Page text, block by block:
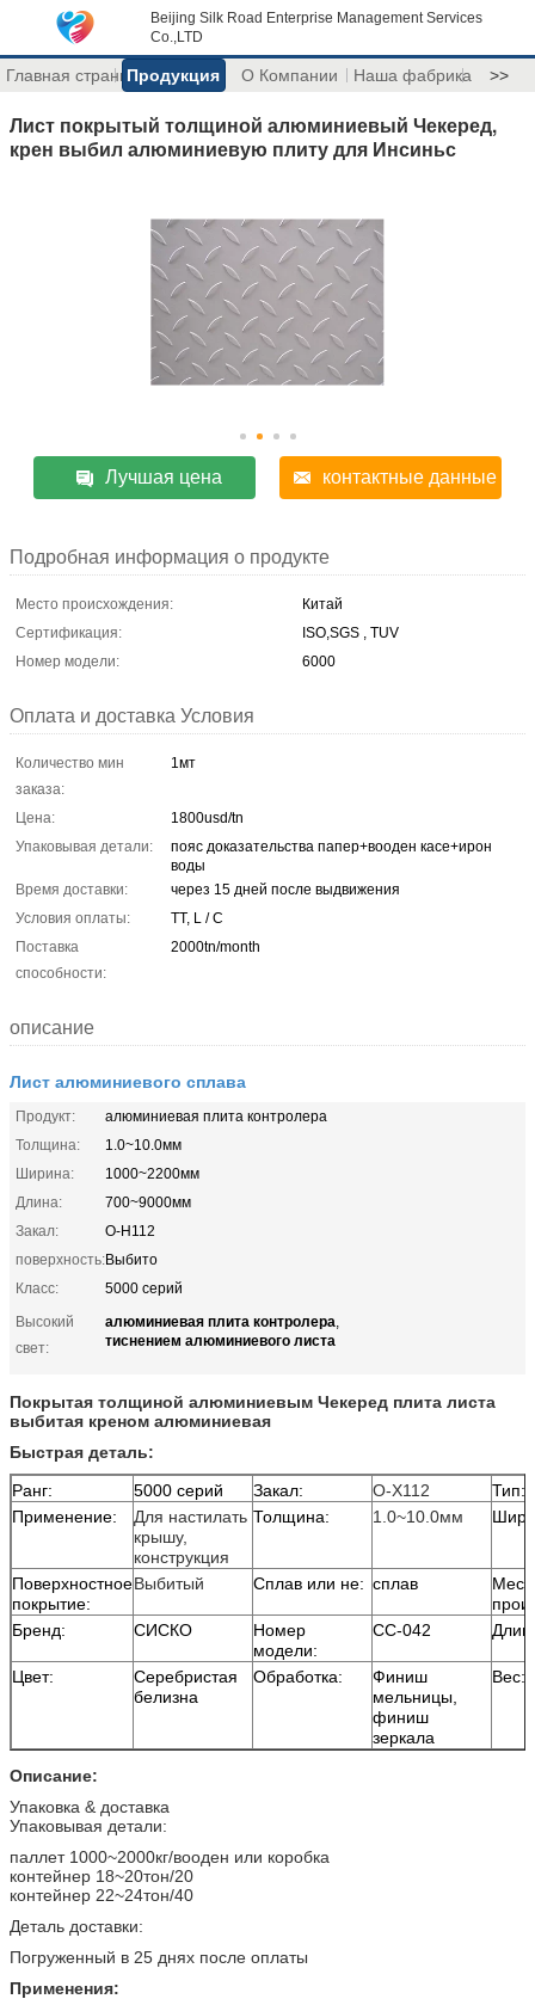
Beijing Silk Road Enterprise Management Services
Co.,LTD
Главная страницаПродукция О Компании Наша фабрика >>
Лист покрытый толщиной алюминиевый Чекеред,
крен выбил алюминиевую плиту для Инсиньс
Лучшая цена контактные данные
Подробная информация о продукте
Место происхождения:
Китай
Сертификация:
ISO,SGS , TUV
Номер модели:
6000
Оплата и доставка Условия
Количество мин
заказа:
1мт
Цена:
1800usd/tn
Упаковывая детали:
пояс доказательства папер+вооден касе+ирон
воды
Время доставки:
через 15 дней после выдвижения
Условия оплаты:
TT, L / C
Поставка
способности:
2000tn/month
описание
Лист алюминиевого сплава
Продукт:
алюминиевая плита контролера
Толщина:
1.0~10.0мм
Ширина:
1000~2200мм
Длина:
700~9000мм
Закал:
O-H112
поверхность:Выбито
Класс:
5000 серий
Высокий
свет:
алюминиевая плита контролера,
тиснением алюминиевого листа
Покрытая толщиной алюминиевым Чекеред плита листа
выбитая креном алюминиевая
Быстрая деталь:
Ранг:
5000 серий Закал: О-Х112
Тип:
Применение:
Для настилать
крышу,
конструкция
Толщина: 1.0~10.0мм
Поверхностное
покрытие:
Выбитый Сплав или не: сплав
Бренд:
СИСКО
Номер
модели:
СС-042
Цвет:
Серебристая
белизна
Обработка:
Финиш
мельницы,
финиш
зеркала
Вес:
Описание:
Упаковка & доставка
Упаковывая детали:
паллет 1000~2000кг/вооден или коробка
контейнер 18~20тон/20
контейнер 22~24тон/40
Деталь доставки:
Погруженный в 25 днях после оплаты
Применения: